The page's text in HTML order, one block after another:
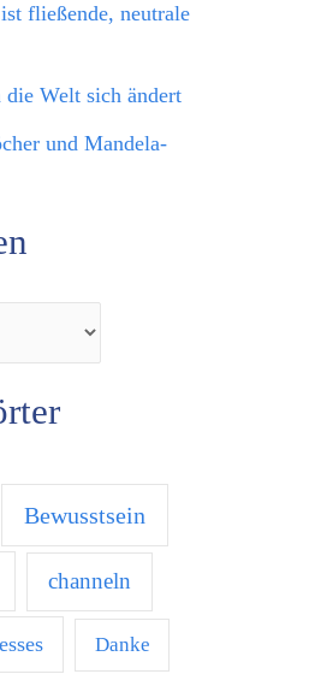
fließende, neutrale
die Welt sich ändert
und Mandela-
Bewusstsein
channeln
Danke